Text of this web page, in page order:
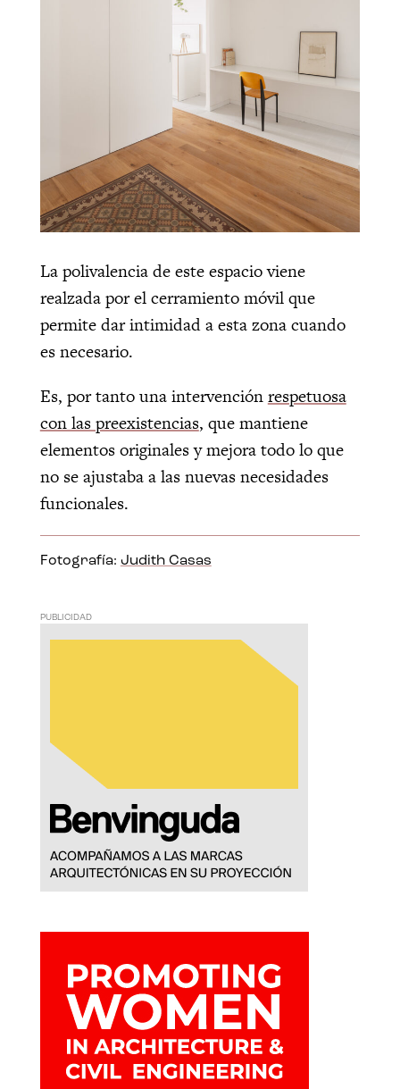
La polivalencia de este espacio viene
realzada por el cerramiento móvil que
permite dar intimidad a esta zona cuando
es necesario.
Es, por tanto una intervenciónrespetuosa
con las preexistencias, que mantiene
elementos originales y mejora todo lo que
no se ajustaba a las nuevas necesidades
funcionales.
Fotografía: Judith Casas
PUBLICIDAD